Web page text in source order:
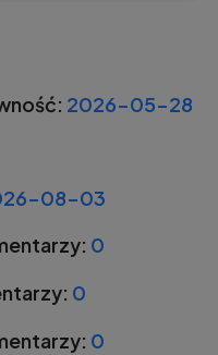
2026-05-28
08-03
0
0
0